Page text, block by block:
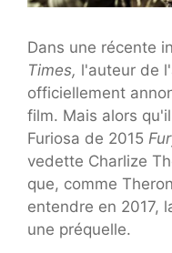
Dans une récente
Times, l'auteur de
officiellement
film. Mais alors
Furiosa de 2015
vedette Charlize
que, comme
entendre en 2017,
une préquelle.